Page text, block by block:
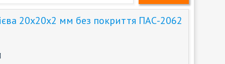
20х20х2 мм без покриття ПАС-2062